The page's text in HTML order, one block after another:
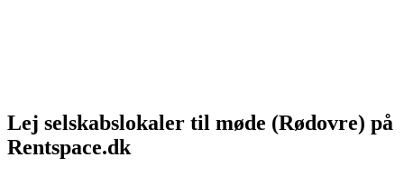
Lej selskabslokaler til møde (Rødovre) på
Rentspace.dk